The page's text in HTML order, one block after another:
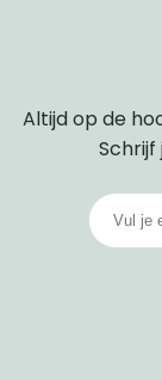
Altijd op de
Schrijf